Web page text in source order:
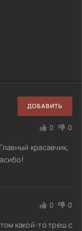
ДОБАВИТЬ
0 0
красавчик,
0 0
какой-то треш с